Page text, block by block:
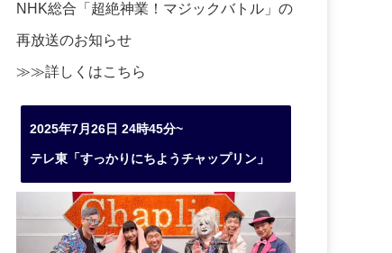
NHK総合「超絶神業！マジックバトル」の
再放送のお知らせ
≫≫詳しくはこちら
2025年7月26日 24時45分~
テレ東「すっかりにちようチャップリン」